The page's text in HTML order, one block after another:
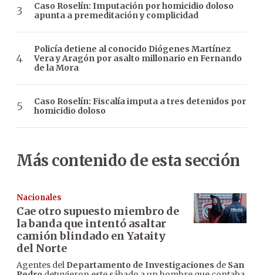
Caso Roselín: Imputación por homicidio doloso
apunta a premeditación y complicidad
Policía detiene al conocido Diógenes Martínez
Vera y Aragón por asalto millonario en Fernando
de la Mora
Caso Roselín: Fiscalía imputa a tres detenidos por
homicidio doloso
Más contenido de esta sección
Nacionales
Cae otro supuesto miembro de
la banda que intentó asaltar
camión blindado en Yataity
del Norte
Agentes del Departamento de Investigaciones de San